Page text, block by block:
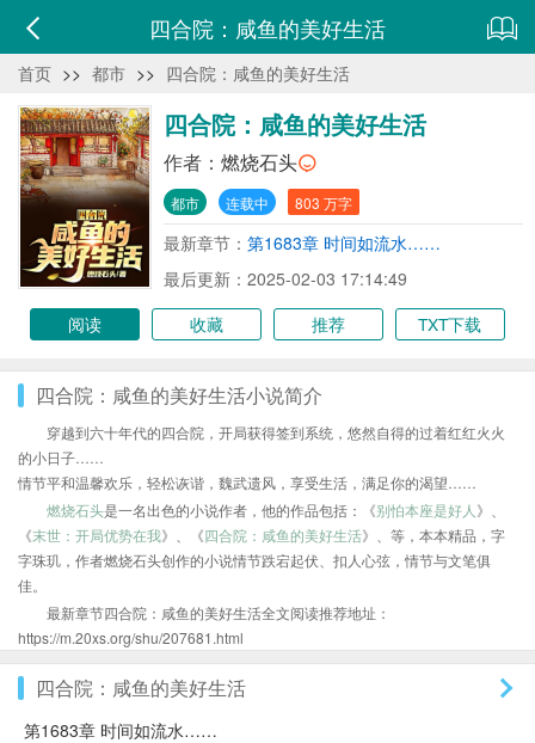
四合院：咸鱼的美好生活
首页 >> 都市 >> 四合院：咸鱼的美好生活
四合院：咸鱼的美好生活
作者： 燃烧石头
都市 连载中 803 万字
最新章节： 第1683章 时间如流水……
最后更新：2025-02-03 17:14:49
阅读
收藏 推荐 TXT下载
四合院：咸鱼的美好生活小说简介
穿越到六十年代的四合院，开局获得签到系统，悠然自得的过着红红火火
的小日子……
情节平和温馨欢乐，轻松诙谐，魏武遗风，享受生活，满足你的渴望……
燃烧石头是一名出色的小说作者，他的作品包括：《别怕本座是好人 》、
《末世：开局优势在我》、《四合院：咸鱼的美好生活》、等，本本精品，字
字珠玑，作者燃烧石头创作的小说情节跌宕起伏、扣人心弦，情节与文笔俱
佳。
最新章节四合院：咸鱼的美好生活全文阅读推荐地址：
https://m.20xs.org/shu/207681.html
四合院：咸鱼的美好生活
第1683章 时间如流水……